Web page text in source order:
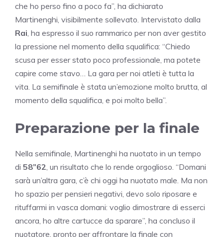
che ho perso fino a poco fa”, ha dichiarato
Martinenghi, visibilmente sollevato. Intervistato dalla
Rai , ha espresso il suo rammarico per non aver gestito
la pressione nel momento della squalifica: “Chiedo
scusa per esser stato poco professionale, ma potete
capire come stavo… La gara per noi atleti è tutta la
vita. La semifinale è stata un’emozione molto brutta, al
momento della squalifica, e poi molto bella”.
Preparazione per la finale
Nella semifinale, Martinenghi ha nuotato in un tempo
di 58”62 , un risultato che lo rende orgoglioso. “Domani
sarà un’altra gara, c’è chi oggi ha nuotato male. Ma non
ho spazio per pensieri negativi, devo solo riposare e
rituffarmi in vasca domani: voglio dimostrare di esserci
ancora, ho altre cartucce da sparare”, ha concluso il
nuotatore, pronto per affrontare la finale con